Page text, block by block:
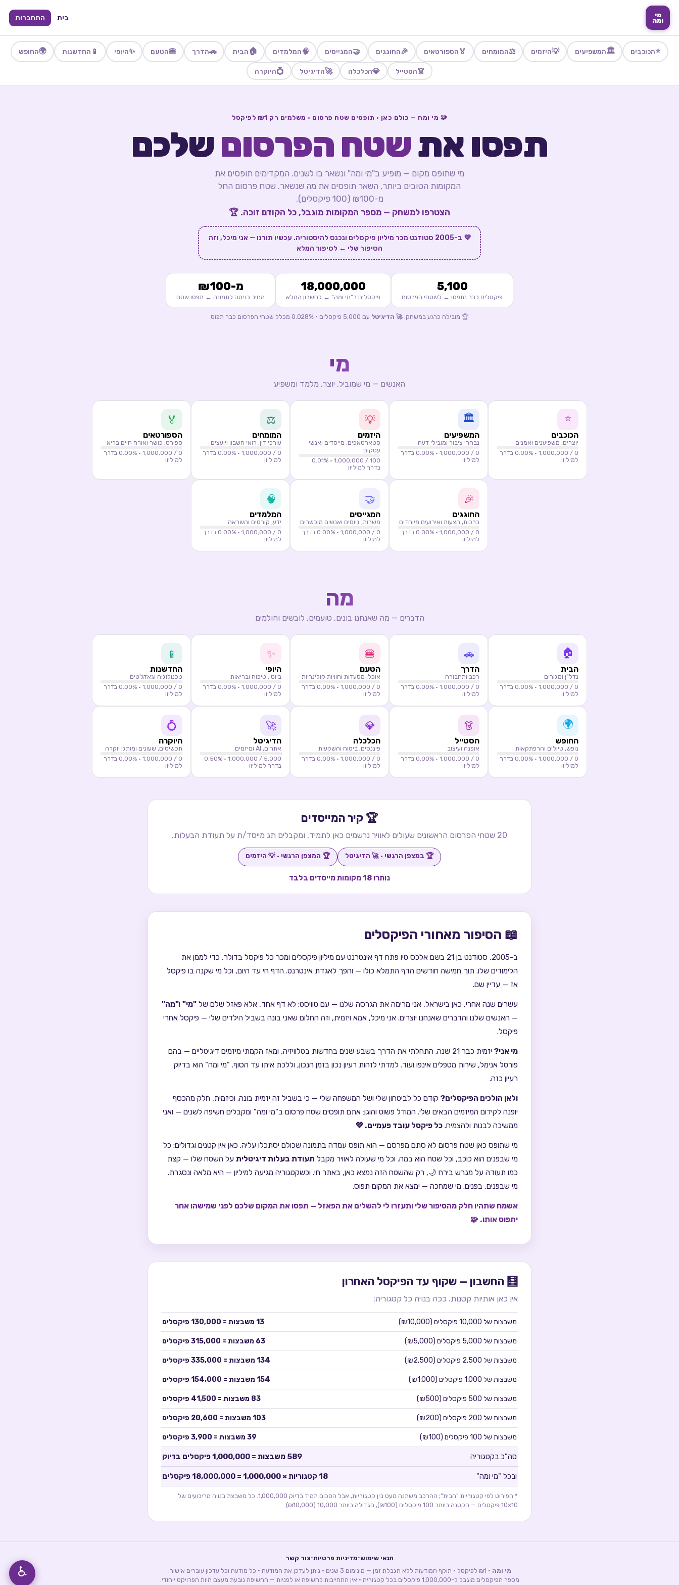
מי
ומה בית התחברות
⭐הכוכבים 🏛️המשפיעים 💡היזמים ⚖️המומחים 🏅הספורטאים 🎉החוגגים 🤝המגייסים 🧠המלמדים 🏠 הבית 🚗הדרך 🍔הטעם ✨היופי 📱 החדשנות 🌍החופש
👗הסטייל 💎הכלכלה 🚀הדיגיטל 💍היוקרה
🧩 מי ומה — כולם כאן · תופסים שטח פרסום · משלמים רק ₪1 לפיקסל
תפסו אתשטח הפרסוםשלכם
מי שתופס מקום — מופיע ב"מי ומה" ונשאר בו לשנים. המקדימים תופסים את
המקומות הטובים ביותר, השאר תופסים את מה שנשאר. שטח פרסום החל
מ-₪100 (100 פיקסלים).
הצטרפו למשחק — מספר המקומות מוגבל, כל הקודם זוכה. 🏆
💜 ב-2005 סטודנט מכר מיליון פיקסלים ונכנס להיסטוריה. עכשיו תורנו — אני מיכל, וזה
הסיפור שלי ← לסיפור המלא
5,100
פיקסלים כבר נתפסו ← לשטחי הפרסום
18,000,000
פיקסלים ב"מי ומה" ← לחשבון המלא
מ-₪100
מחיר כניסה לתמונה ← תפסו שטח
🏆 מובילה כרגע במשחק:🚀 הדיגיטל עם 5,000 פיקסלים · 0.028% מכלל שטחי הפרסום כבר תפוס
מי
האנשים — מי שמוביל, יוצר, מלמד ומשפיע
⭐
הכוכבים
יוצרים, משפיענים ואמנים
0
/ 1,000,000 ·
0.00 % בדרך
למיליון
🏛️
המשפיעים
נבחרי ציבור ומובילי דעה
0
/ 1,000,000 ·
0.00 % בדרך
למיליון
💡
היזמים
סטארטאפים, מייסדים ואנשי
עסקים
100
/ 1,000,000 ·
0.01%
בדרך למיליון
⚖️
המומחים
עורכי דין, רואי חשבון ויועצים
0
/ 1,000,000 ·
0.00 % בדרך
למיליון
🏅
הספורטאים
ספורט, כושר ואורח חיים בריא
0
/ 1,000,000 ·
0.00 % בדרך
למיליון
🎉
החוגגים
ברכות, הצעות ואירועים מיוחדים
0
/ 1,000,000 ·
0.00 % בדרך
למיליון
🤝
המגייסים
משרות, גיוסים ואנשים מוכשרים
0
/ 1,000,000 ·
0.00 % בדרך
למיליון
🧠
המלמדים
ידע, קורסים והשראה
0
/ 1,000,000 ·
0.00 % בדרך
למיליון
מה
הדברים — מה שאנחנו בונים, טועמים, לובשים וחולמים
🏠
הבית
נדל"ן ומגורים
0
/ 1,000,000 ·
0.00 % בדרך
למיליון
🚗
הדרך
רכב ותחבורה
0
/ 1,000,000 ·
0.00 % בדרך
למיליון
🍔
הטעם
אוכל, מסעדות וחוויות קולינריות
0
/ 1,000,000 ·
0.00 % בדרך
למיליון
✨
היופי
ביוטי, טיפוח ובריאות
0
/ 1,000,000 ·
0.00 % בדרך
למיליון
📱
החדשנות
טכנולוגיה וגאדג'טים
0
/ 1,000,000 ·
0.00 % בדרך
למיליון
🌍
החופש
נופש, טיולים והרפתקאות
0
/ 1,000,000 ·
0.00 % בדרך
למיליון
👗
הסטייל
אופנה ועיצוב
0
/ 1,000,000 ·
0.00 % בדרך
למיליון
💎
הכלכלה
פיננסים, ביטוח והשקעות
0
/ 1,000,000 ·
0.00 % בדרך
למיליון
🚀
הדיגיטל
אתרים, AI ומיזמים
5,000
/ 1,000,000 ·
0.50%
בדרך למיליון
💍
היוקרה
תכשיטים, שעונים ומותגי יוקרה
0
/ 1,000,000 ·
0.00 % בדרך
למיליון
🏆 קיר המייסדים
20 שטחי הפרסום הראשונים שעולים לאוויר נרשמים כאן לתמיד, ומקבלים תג מייסד/ת על תעודת הבעלות.
🏆 במצפן הרגשי ·
🚀 הדיגיטל 🏆 המצפן הרגשי ·
💡 היזמים
נותרו 18מקומות מייסדים בלבד
📖 הסיפור מאחורי הפיקסלים
ב-2005, סטודנט בן 21 בשם אלכס טיו פתח דף אינטרנט עם מיליון פיקסלים ומכר כל פיקסל בדולר, כדי לממן את
הלימודים שלו. תוך חמישה חודשים הדף התמלא כולו — והפך לאגדת אינטרנט. הדף חי עד היום, וכל מי שקנה בו פיקסל
אז — עדיין שם.
עשרים שנה אחרי, כאן בישראל, אני מרימה את הגרסה שלנו — עם טוויסט: לא דף אחד, אלא פאזל שלם של "מי" ו"מה"
— האנשים שלנו והדברים שאנחנו יוצרים. אני מיכל, אמא ויזמית, וזה החלום שאני בונה בשביל הילדים שלי — פיקסל אחרי
פיקסל.
מי אני?
יזמית כבר 21 שנה. התחלתי את הדרך בשבע שנים בחדשות בטלוויזיה, ומאז הקמתי מיזמים דיגיטליים — בהם
פורטל אנימל, שירות מטפלים אינפו ועוד. למדתי לזהות רעיון נכון בזמן הנכון, וללכת איתו עד הסוף. "מי ומה" הוא בדיוק
רעיון כזה.
ולאן הולכים הפיקסלים? קודם כל לביטחון שלי ושל המשפחה שלי — כי בשביל זה יזמית בונה. וכיזמית, חלק מהכסף
יופנה לקידום המיזמים הבאים שלי. המודל פשוט והוגן: אתם תופסים שטח פרסום ב"מי ומה" ומקבלים חשיפה לשנים — ואני
ממשיכה לבנות ולהצמיח. כל פיקסל עובד פעמיים. 💜
מי שתופס כאן שטח פרסום לא סתם מפרסם — הוא תופס עמדה בתמונה שכולם יסתכלו עליה. כאן אין קטנים וגדולים: כל
מי שבפנים הוא כוכב, וכל שטח הוא במה. וכל מי שעולה לאוויר מקבל תעודת בעלות דיגיטלית על השטח שלו — קצת
כמו תעודה על מגרש בירח 🌙, רק שהשטח הזה נמצא כאן, באתר חי. וכשקטגוריה מגיעה למיליון — היא מלאה ונסגרת.
מי שבפנים, בפנים. מי שמחכה — ימצא את המקום תפוס.
אשמח שתהיו חלק מהסיפור שלי ותעזרו לי להשלים את הפאזל — תפסו את המקום שלכם לפני שמישהו אחר
יתפוס אותו. 🧩
🧮 החשבון — שקוף עד הפיקסל האחרון
אין כאן אותיות קטנות. ככה בנויה כל קטגוריה:
משבצות של 10,000 פיקסלים (₪10,000
)
13 משבצות = 130,000 פיקסלים
משבצות של 5,000 פיקסלים (₪5,000
)
63 משבצות = 315,000 פיקסלים
משבצות של 2,500 פיקסלים (₪2,500
)
134 משבצות = 335,000 פיקסלים
משבצות של 1,000 פיקסלים (₪1,000
)
154 משבצות = 154,000 פיקסלים
משבצות של 500 פיקסלים (₪500
)
83 משבצות = 41,500 פיקסלים
משבצות של 200 פיקסלים (₪200
)
103 משבצות = 20,600 פיקסלים
משבצות של 100 פיקסלים (₪100
)
39 משבצות = 3,900 פיקסלים
סה"כ בקטגוריה 589 משבצות = 1,000,000פיקסלים בדיוק
ובכל "מי ומה" 18קטגוריות × 1,000,000 = 18,000,000פיקסלים
* הפירוט לפי קטגוריית "הבית"; ההרכב משתנה מעט בין קטגוריות, אבל הסכום תמיד בדיוק 1,000,000. כל משבצת בנויה מריבועים של
10×10 פיקסלים — הקטנה ביותר 100 פיקסלים (₪100), הגדולה ביותר 10,000 (₪10,000).
תנאי שימוש·מדיניות פרטיות·צור קשר
מי ומה · ₪1 לפיקסל · תוקף המודעות ללא הגבלת זמן — מינימום 3 שנים · ניתן לעדכן את המודעה · כל מודעה וכל עדכון עוברים אישור.
מספר הפיקסלים מוגבל ל-1,000,000 פיקסלים בכל קטגוריה · אין התחייבות לחשיפה או לפניות — החשיפה נובעת מעצם היות הפרויקט ייחודי.
♿